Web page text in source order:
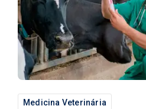
Medicina Veterinária